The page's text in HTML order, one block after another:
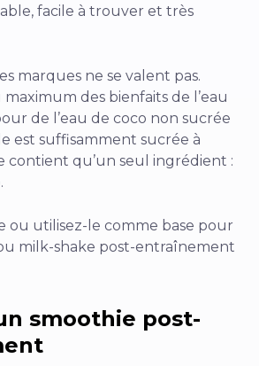
facile à trouver et très
marques ne se valent pas.
des bienfaits de l’eau
de l’eau de coco non sucrée
est suffisamment sucrée à
contient qu’un seul ingrédient :
ou utilisez-le comme base pour
milk-shake post-entraînement
smoothie post-